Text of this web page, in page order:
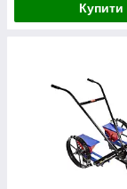
Купити